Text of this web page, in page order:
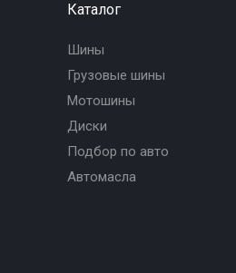
Каталог
Шины
Грузовые шины
Мотошины
Диски
Подбор по авто
Автомасла